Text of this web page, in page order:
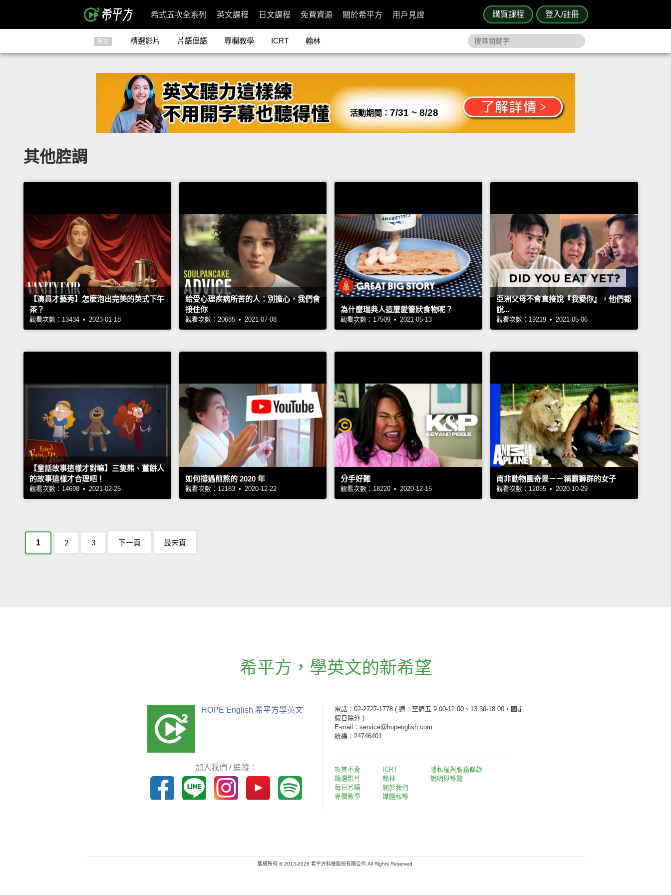
購買課程 登入/註冊
希式五次全系列 英文課程 日文課程 免費資源 關於希平方 用戶見證
英文 精選影片 片語俚語 專欄教學 ICRT 翰林
活動期間： 7/31 ~ 8/28
其他腔調
【演員才藝秀】怎麼泡出完美的英式下午
茶？
觀看次數：13434 • 2023-01-18
給受心理疾病所苦的人：別擔心，我們會
接住你
觀看次數：20685 • 2021-07-08
為什麼瑞典人這麼愛管狀食物呢？
觀看次數：17509 • 2021-05-13
亞洲父母不會直接說『我愛你』，他們都
說...
觀看次數：19219 • 2021-05-06
【童話故事這樣才對嘛】三隻熊、薑餅人
的故事這樣才合理吧！
觀看次數：14698 • 2021-02-25
如何撐過煎熬的 2020 年
觀看次數：12183 • 2020-12-22
分手好難
觀看次數：18220 • 2020-12-15
南非動物園奇景－－稱霸獅群的女子
觀看次數：12055 • 2020-10-29
1 2 3 下一頁 最末頁
希平方 ， 學英文的新希望
HOPE English 希平方學英文
加入我們 / 追蹤：
電話：02-2727-1778 ( 週一至週五 9:00-12:00、13:30-18:00，國定
假日除外 )
E-mail：service@hopenglish.com
統編：24746401
攻其不背
精選影片
每日片語
專欄教學
ICRT
翰林
關於我們
媒體報導
隱私權與服務條款
說明與導覽
版權所有 © 2013-2026 希平方科技股份有限公司 All Rights Reserved.